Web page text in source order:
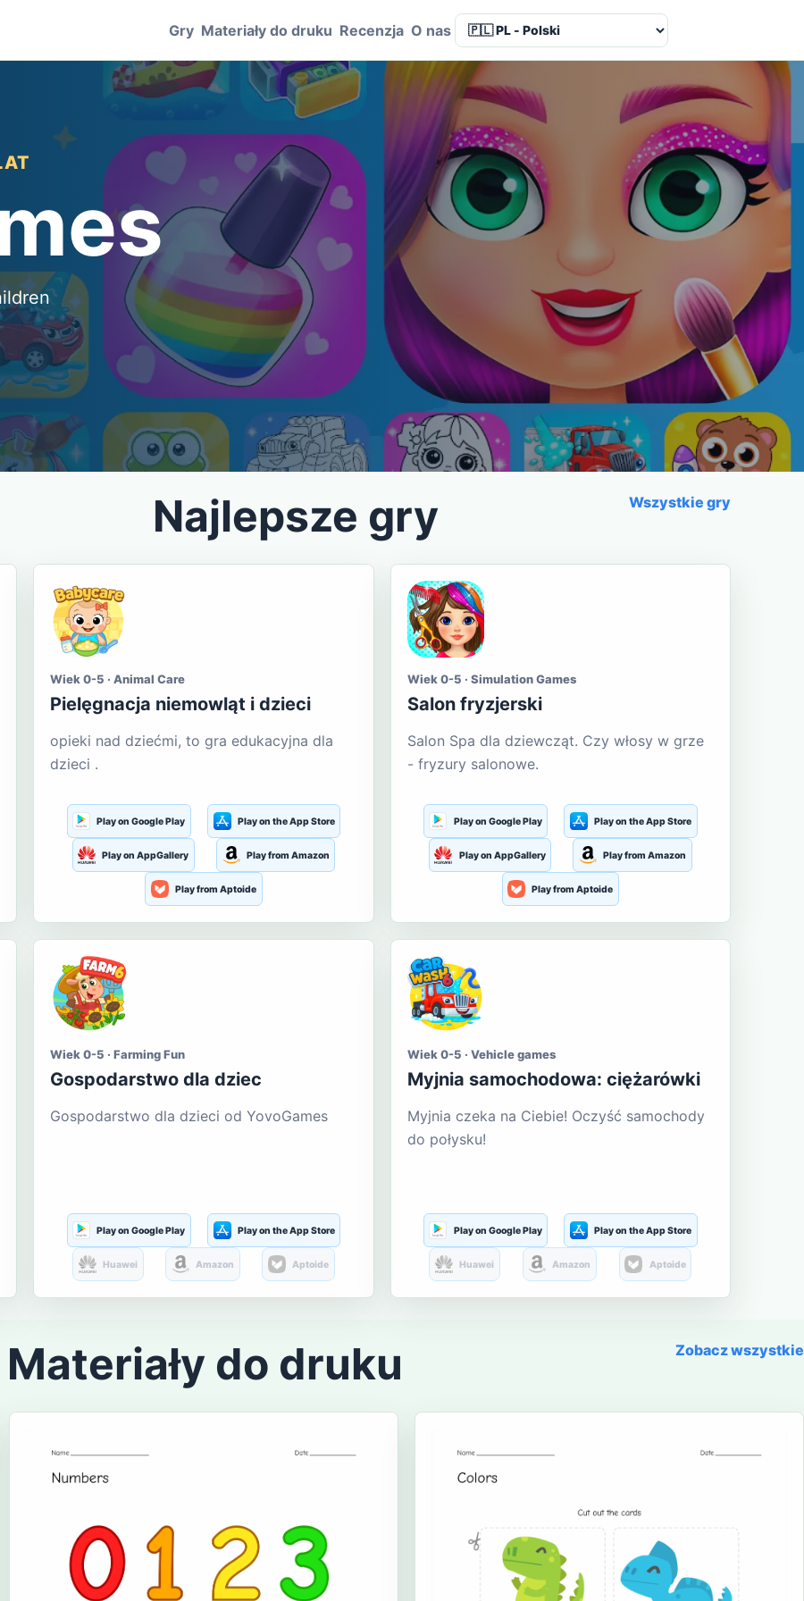
Gry Materiały do druku Recenzja O nas
Najlepsze gry Wszystkie gry
Wiek 0-5 · Animal Care
Pielęgnacja niemowląt i dzieci
opieki nad dziećmi, to gra edukacyjna dla
dzieci .
Play on Google Play Play on the App Store
Play on AppGallery Play from Amazon
Play from Aptoide
Wiek 0-5 · Simulation Games
Salon fryzjerski
Salon Spa dla dziewcząt. Czy włosy w grze
- fryzury salonowe.
Play on Google Play Play on the App Store
Play on AppGallery Play from Amazon
Play from Aptoide
Wiek 0-5 · Farming Fun
Gospodarstwo dla dziec
Gospodarstwo dla dzieci od YovoGames
Play on Google Play Play on the App Store
Huawei Amazon Aptoide
Wiek 0-5 · Vehicle games
Myjnia samochodowa: ciężarówki
Myjnia czeka na Ciebie! Oczyść samochody
do połysku!
Play on Google Play Play on the App Store
Huawei Amazon Aptoide
Materiały do druku Zobacz wszystkie